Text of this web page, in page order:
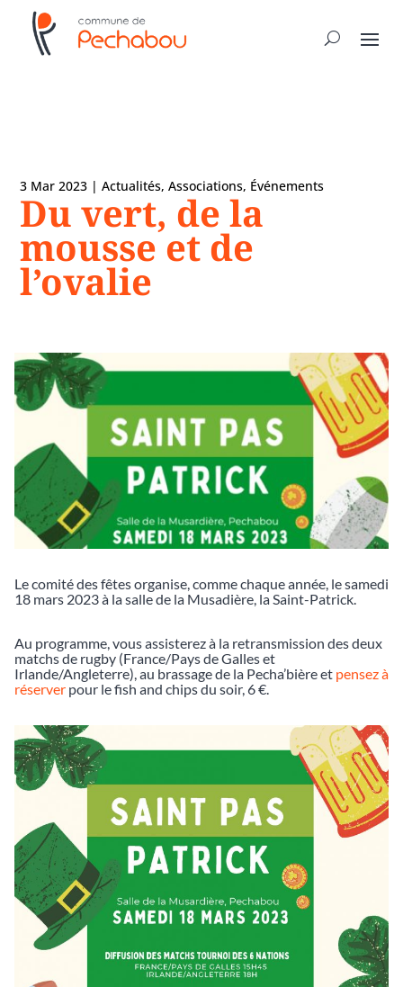
3 Mar 2023 |Actualités,Associations, Événements
Du vert, de la
mousse et de
l’ovalie
Le comité des fêtes organise, comme chaque année, le samedi
18 mars 2023 à la salle de la Musadière, la Saint-Patrick.
Au programme, vous assisterez à la retransmission des deux
matchs de rugby (France/Pays de Galles et
Irlande/Angleterre), au brassage de la Pecha’bière et pensez à
réserver pour le fish and chips du soir, 6 €.